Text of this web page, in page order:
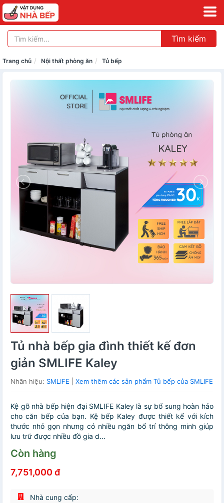
Tìm kiếm
Trang chủ Nội thất phòng ăn Tủ bếp
Tủ nhà bếp gia đình thiết kế đơn
giản SMLIFE Kaley
Nhãn hiệu: SMLIFE Xem thêm các sản phẩm Tủ bếp của SMLIFE
Kệ gỗ nhà bếp hiện đại SMLIFE Kaley là sự bổ sung hoàn hảo
cho căn bếp của bạn. Kệ bếp Kaley được thiết kế với kích
thước nhỏ gọn nhưng có nhiều ngăn bố trí thông minh giúp
lưu trữ được nhiều đồ gia d...
Còn hàng
7,751,000 đ
Nhà cung cấp: